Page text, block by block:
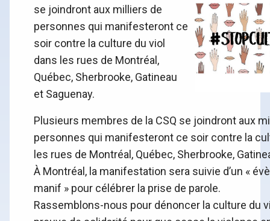
se joindront aux milliers de
personnes qui manifesteront ce
soir contre la culture du viol
dans les rues de Montréal,
Québec, Sherbrooke, Gatineau
et Saguenay.
Plusieurs membres de la CSQ se joindront aux
personnes qui manifesteront ce soir contre la
les rues de Montréal, Québec, Sherbrooke,
À Montréal, la manifestation sera suivie d’un «
manif » pour célébrer la prise de parole.
Rassemblons-nous pour dénoncer la culture du